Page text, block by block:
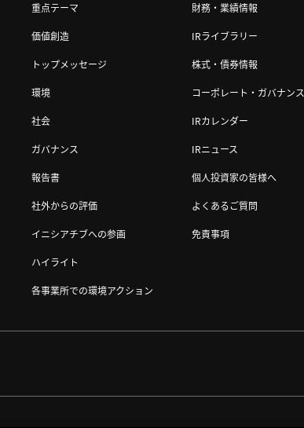
重点テーマ
価値創造
トップメッセージ
環境
社会
ガバナンス
報告書
社外からの評価
イニシアチブへの参画
ハイライト
各事業所での環境アクション
財務・業績情報
IRライブラリー
株式・債券情報
コーポレート・ガバナンス
IRカレンダー
IRニュース
個人投資家の皆様へ
よくあるご質問
免責事項